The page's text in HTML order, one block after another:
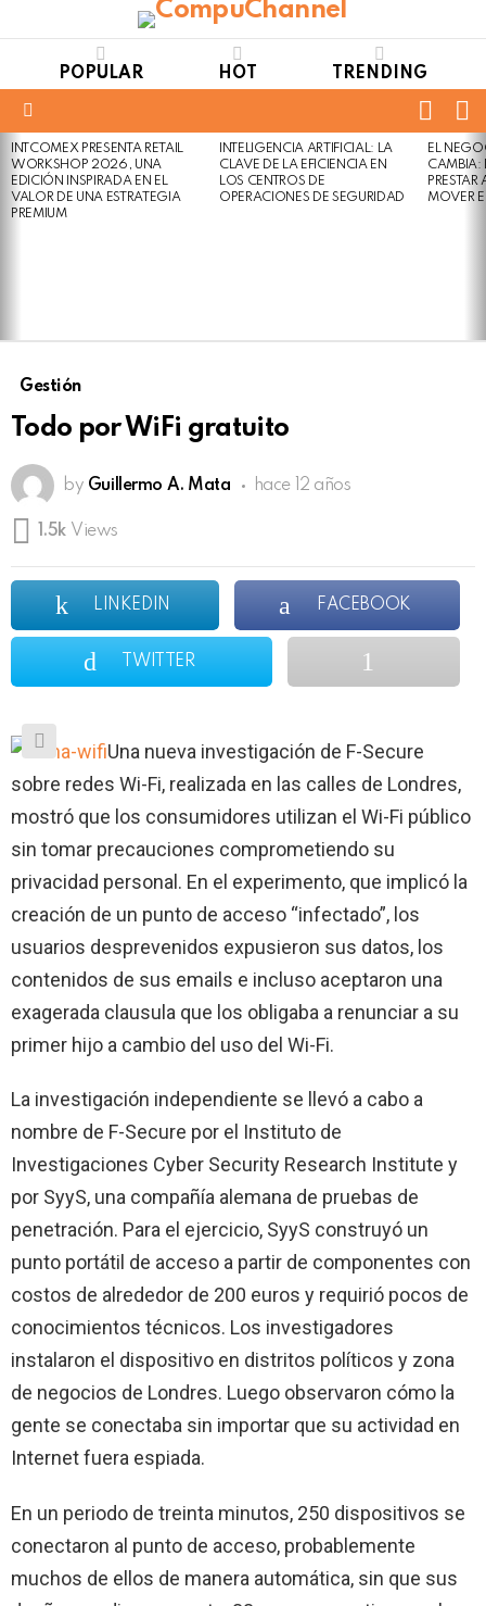
POPULAR HOT TRENDING
LATEST
STORIES
INTCOMEX PRESENTA RETAIL
WORKSHOP 2026, UNA
EDICIÓN INSPIRADA EN EL
VALOR DE UNA ESTRATEGIA
PREMIUM
INTELIGENCIA ARTIFICIAL: LA
CLAVE DE LA EFICIENCIA EN
LOS CENTROS DE
OPERACIONES DE SEGURIDAD
EL
CAMBIA:
MOVER
Gestión
Todo por WiFi gratuito
by Guillermo A. Mata hace 12 años
1.5k Views
LINKEDIN FACEBOOK
TWITTER
Una nueva investigación de F-Secure
sobre redes Wi-Fi, realizada en las calles de Londres,
mostró que los consumidores utilizan el Wi-Fi público
sin tomar precauciones comprometiendo su
privacidad personal. En el experimento, que implicó la
creación de un punto de acceso “infectado”, los
usuarios desprevenidos expusieron sus datos, los
contenidos de sus emails e incluso aceptaron una
exagerada clausula que los obligaba a renunciar a su
primer hijo a cambio del uso del Wi-Fi.
La investigación independiente se llevó a cabo a
nombre de F-Secure por el Instituto de
Investigaciones Cyber Security Research Institute y
por SyyS, una compañía alemana de pruebas de
penetración. Para el ejercicio, SyyS construyó un
punto portátil de acceso a partir de componentes con
costos de alrededor de 200 euros y requirió pocos de
conocimientos técnicos. Los investigadores
instalaron el dispositivo en distritos políticos y zona
de negocios de Londres. Luego observaron cómo la
gente se conectaba sin importar que su actividad en
Internet fuera espiada.
En un periodo de treinta minutos, 250 dispositivos se
conectaron al punto de acceso, probablemente
muchos de ellos de manera automática, sin que sus